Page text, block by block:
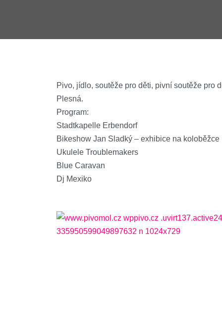
Pivo, jídlo, soutěže pro děti, pivní soutěže pro
Plesná.
Program:
Stadtkapelle Erbendorf
Bikeshow Jan Sladký – exhibice na koloběžce
Ukulele Troublemakers
Blue Caravan
Dj Mexiko